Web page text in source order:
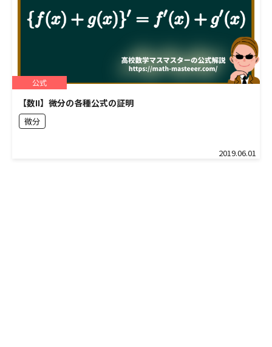
【数II】微分の各種公式の証明
微分
公式
2019.06.01